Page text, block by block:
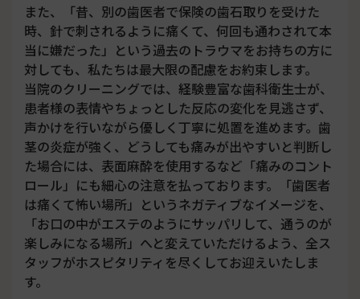
また、「昔、別の歯医者で保険の歯石取りを受けた
時、針で刺されるように痛くて、何回も通わされて本
当に嫌だった」という過去のトラウマをお持ちの方に
対しても、私たちは最大限の配慮をお約束します。
当院のクリーニングでは、経験豊富な歯科衛生士が、
患者様の表情やちょっとした反応の変化を見逃さず、
声かけを行いながら優しく丁寧に処置を進めます。歯
茎の炎症が強く、どうしても痛みが出やすいと判断し
た場合には、表面麻酔を使用するなど「痛みのコント
ロール」にも細心の注意を払っております。「歯医者
は痛くて怖い場所」というネガティブなイメージを、
「お口の中がエステのようにサッパリして、通うのが
楽しみになる場所」へと変えていただけるよう、全ス
タッフがホスピタリティを尽くしてお迎えいたしま
す。